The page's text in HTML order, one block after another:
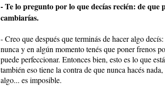
- Te lo pregunto por lo que decías recién: de que
cambiarías.
- Creo que después que terminás de hacer algo
nunca y en algún momento tenés que poner frenos
puede perfeccionar. Entonces bien, esto es lo que
también eso tiene la contra de que nunca hacés
algo... es imposible.